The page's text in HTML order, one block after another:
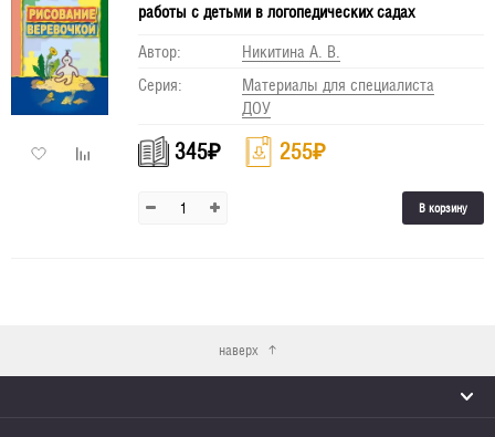
работы с детьми в логопедических садах
Автор:
Никитина А. В.
Серия:
Материалы для специалиста
ДОУ
345₽ 255₽
В корзину
наверх